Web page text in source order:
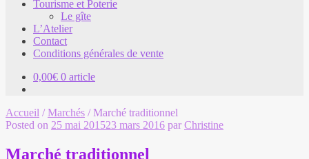
Tourisme et Poterie
Le gîte
L’Atelier
Contact
Conditions générales de vente
0,00€ 0 article
Accueil /Marchés /Marché traditionnel
Posted on 25 mai 201523 mars 2016 parChristine
Marché traditionnel